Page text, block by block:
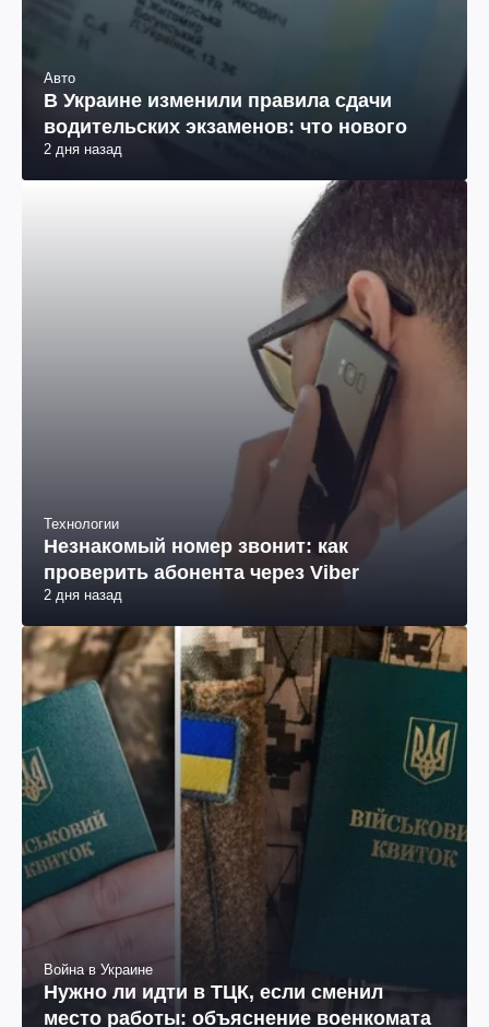
Авто
В Украине изменили правила сдачи
водительских экзаменов: что нового
2 дня назад
Технологии
Незнакомый номер звонит: как
проверить абонента через Viber
2 дня назад
Война в Украине
Нужно ли идти в ТЦК, если сменил
место работы: объяснение военкомата